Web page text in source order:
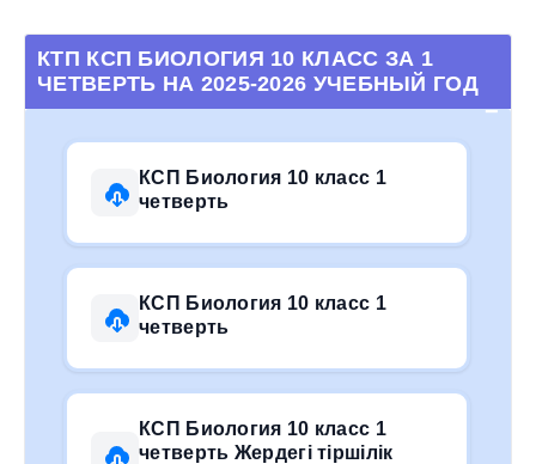
КТП КСП БИОЛОГИЯ 10 КЛАСС ЗА 1
ЧЕТВЕРТЬ НА 2025-2026 УЧЕБНЫЙ ГОД
КСП Биология 10 класс 1
четверть
КСП Биология 10 класс 1
четверть
КСП Биология 10 класс 1
четверть Жердегі тіршілік